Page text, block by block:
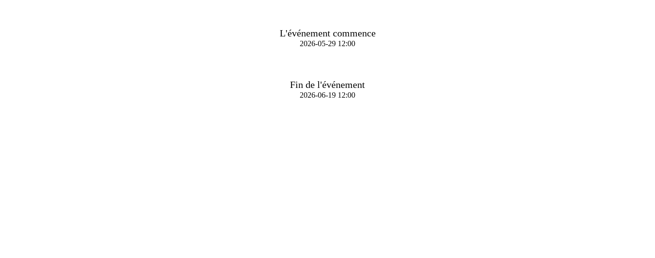
L'événement commence
2026-05-29 12:00
Fin de l'événement
2026-06-19 12:00